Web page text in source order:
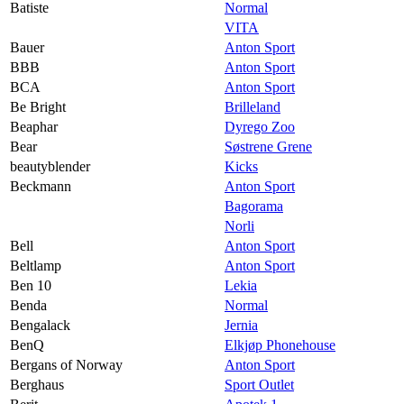
Batiste
Normal
VITA
Bauer
Anton Sport
BBB
Anton Sport
BCA
Anton Sport
Be Bright
Brilleland
Beaphar
Dyrego Zoo
Bear
Søstrene Grene
beautyblender
Kicks
Beckmann
Anton Sport
Bagorama
Norli
Bell
Anton Sport
Beltlamp
Anton Sport
Ben 10
Lekia
Benda
Normal
Bengalack
Jernia
BenQ
Elkjøp Phonehouse
Bergans of Norway
Anton Sport
Berghaus
Sport Outlet